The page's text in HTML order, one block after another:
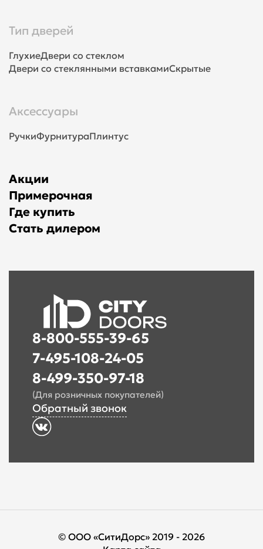
Тип дверей
ГлухиеДвери со стеклом
Двери со стеклянными вставкамиСкрытые
Аксессуары
РучкиФурнитураПлинтус
Акции
Примерочная
Где купить
Стать дилером
8-800-555-39-65
7-495-108-24-05
8-499-350-97-18
(Для розничных покупателей)
Обратный звонок
© ООО «СитиДорс» 2019 - 2026